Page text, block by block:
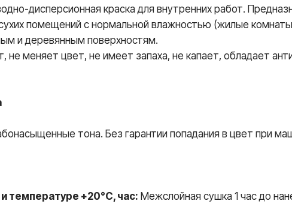
дисперсионная краска для внутренних работ.
помещений с нормальной влажностью (жилые
и деревянным поверхностям.
меняет цвет, не имеет запаха, не капает, обладает
тона. Без гарантии попадания в цвет при
температуре +20°С, час: Межслойная сушка 1 час до